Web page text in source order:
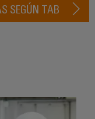
SEGÚN TAB